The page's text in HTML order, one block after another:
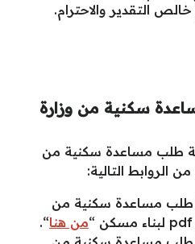
التقدير والاحترام.
سكنية من وزارة
طلب مساعدة سكنية من
طلب مساعدة سكنية من
من هنا“.